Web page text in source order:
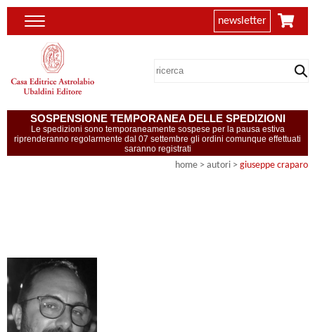
newsletter
SOSPENSIONE TEMPORANEA DELLE SPEDIZIONI
Le spedizioni sono temporaneamente sospese per la pausa estiva
riprenderanno regolarmente dal 07 settembre gli ordini comunque effettuati
saranno registrati
home > autori > giuseppe craparo